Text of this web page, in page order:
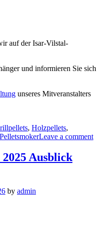
auf der Isar-Vilstal-
und informieren Sie sich
unseres Mitveranstalters
, Holzpellets,
PelletsmokerLeave a comment
Ausblick
by admin